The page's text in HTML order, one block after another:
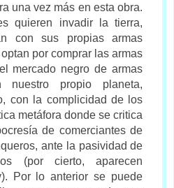
una vez más en esta obra.
quieren invadir la tierra,
con sus propias armas
por comprar las armas
mercado negro de armas
nuestro propio planeta,
con la complicidad de los
metáfora donde se critica
de comerciantes de
ante la pasividad de
(por cierto, aparecen
Por lo anterior se puede